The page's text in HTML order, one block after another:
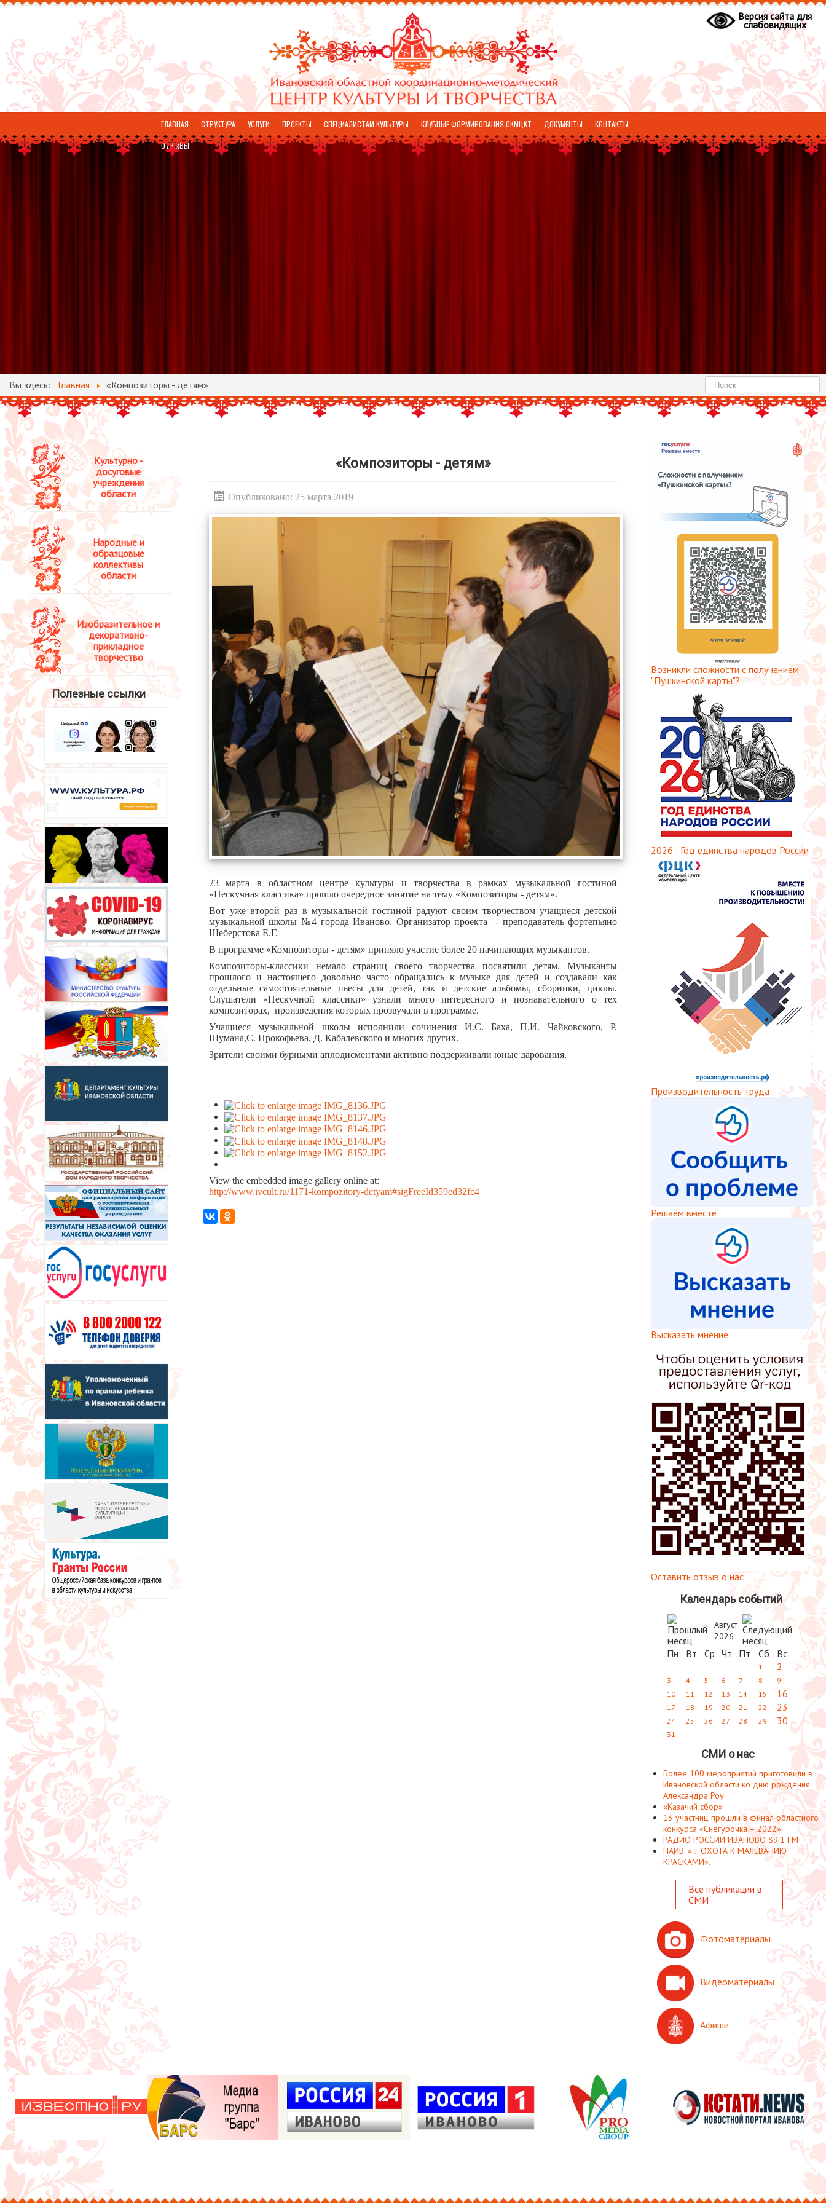
Версия сайта для
слабовидящих
ГЛАВНАЯ СТРУКТУРА УСЛУГИ ПРОЕКТЫ СПЕЦИАЛИСТАМ КУЛЬТУРЫ КЛУБНЫЕ ФОРМИРОВАНИЯ ОКМЦКТ ДОКУМЕНТЫ КОНТАКТЫ
ОТЗЫВЫ
Вы здесь: Главная «Композиторы - детям» Найти
Культурно -
досуговые
учреждения
области
Народные и
образцовые
коллективы
области
Изобразительное и
декоративно-
прикладное
творчество
Полезные ссылки
«Композиторы - детям»
Опубликовано: 25 марта 2019
23 марта в областном центре культуры и творчества в рамках музыкальной гостиной
«Нескучная классика» прошло очередное занятие на тему «Композиторы - детям».
Вот уже второй раз в музыкальной гостиной радуют своим творчеством учащиеся детской
музыкальной школы №4 города Иваново. Организатор проекта - преподаватель фортепьяно
Шеберстова Е.Г.
В программе «Композиторы - детям» приняло участие более 20 начинающих музыкантов.
Композиторы-классики немало страниц своего творчества посвятили детям. Музыканты
прошлого и настоящего довольно часто обращались к музыке для детей и создавали как
отдельные самостоятельные пьесы для детей, так и детские альбомы, сборники, циклы.
Слушатели «Нескучной классики» узнали много интересного и познавательного о тех
композиторах, произведения которых прозвучали в программе.
Учащиеся музыкальной школы исполнили сочинения И.С. Баха, П.И. Чайковского, Р.
Шумана,С. Прокофьева, Д. Кабалевского и многих других.
Зрители своими бурными аплодисментами активно поддерживали юные дарования.
View the embedded image gallery online at:
http://www.ivcult.ru/1171-kompozitory-detyam#sigFreeId359ed32fc4
Возникли сложности с получением
"Пушкинской карты"?
2026 - Год единства народов России
Производительность труда
Решаем вместе
Высказать мнение
Оставить отзыв о нас
Календарь событий
Август
2026
Пн Вт Ср Чт Пт Сб Вс
1 2
3 4 5 6 7 8
9
10
11 12 13 14 15 16
17 18 19 20 21 22 23
24 25 26 27 28 29 30
31
СМИ о нас
Более 100 мероприятий приготовили в
Ивановской области ко дню рождения
Александра Роу
«Казачий сбор»
13 участниц прошли в финал областного
конкурса «Снегурочка – 2022»
РАДИО РОССИИ ИВАНОВО 89.1 FM
НАИВ. «... ОХОТА К МАЛЕВАНИЮ
КРАСКАМИ».
Все публикации в
СМИ
Фотоматериалы
Видеоматериалы
Афиши